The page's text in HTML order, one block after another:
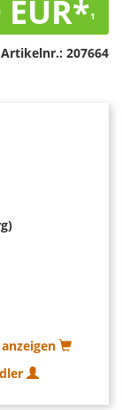
1
Artikelnr.: 207664